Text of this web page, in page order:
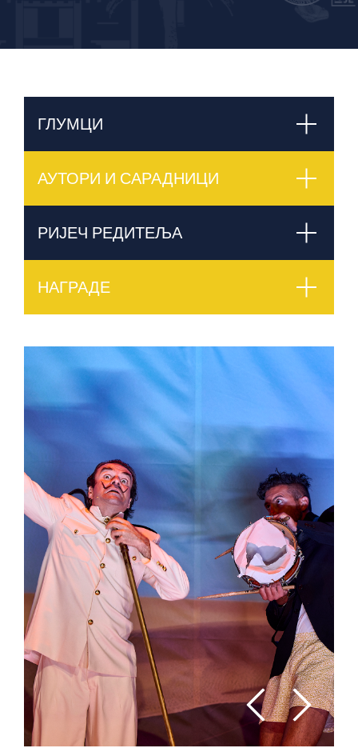
ГЛУМЦИ
АУТОРИ И САРАДНИЦИ
РИЈЕЧ РЕДИТЕЉА
НАГРАДЕ